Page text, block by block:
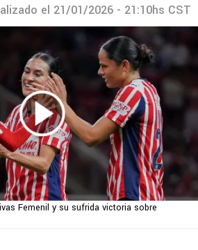
el 21/01/2026 - 21:10hs CST
Femenil y su sufrida victoria sobre